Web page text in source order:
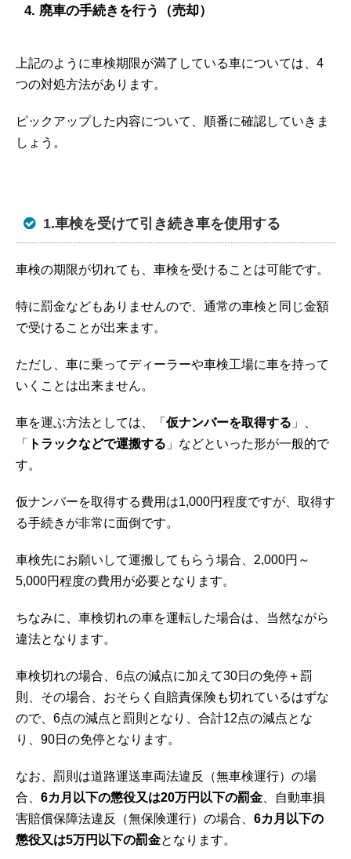
廃車の手続きを行う（売却）
上記のように車検期限が満了している車については、4
つの対処方法があります。
ピックアップした内容について、順番に確認していきま
しょう。
1.車検を受けて引き続き車を使用する
車検の期限が切れても、車検を受けることは可能です。
特に罰金などもありませんので、通常の車検と同じ金額
で受けることが出来ます。
ただし、車に乗ってディーラーや車検工場に車を持って
いくことは出来ません。
車を運ぶ方法としては、「 仮ナンバーを取得する 」、
「
トラックなどで運搬する 」などといった形が一般的で
す。
仮ナンバーを取得する費用は1,000円程度ですが、取得す
る手続きが非常に面倒です。
車検先にお願いして運搬してもらう場合、2,000円～
5,000円程度の費用が必要となります。
ちなみに、車検切れの車を運転した場合は、当然ながら
違法となります。
車検切れの場合、6点の減点に加えて30日の免停＋罰
則、その場合、おそらく自賠責保険も切れているはずな
ので、6点の減点と罰則となり、合計12点の減点とな
り、90日の免停となります。
なお、罰則は道路運送車両法違反（無車検運行）の場
合、 6カ月以下の懲役又は20万円以下の罰金 、自動車損
害賠償保障法違反（無保険運行）の場合、 6カ月以下の
懲役又は5万円以下の罰金となります。